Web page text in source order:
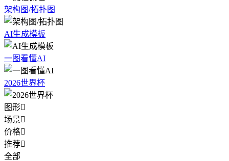
架构图/拓扑图
AI生成模板
一图看懂AI
2026世界杯
图形
场景
价格
推荐
全部